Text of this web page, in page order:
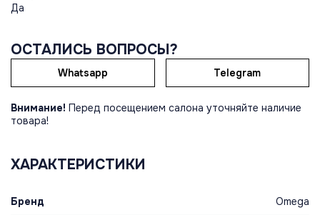
Да
ОСТАЛИСЬ ВОПРОСЫ?
Whatsapp Telegram
Внимание! Перед посещением салона уточняйте наличие
товара!
ХАРАКТЕРИСТИКИ
Бренд Omega